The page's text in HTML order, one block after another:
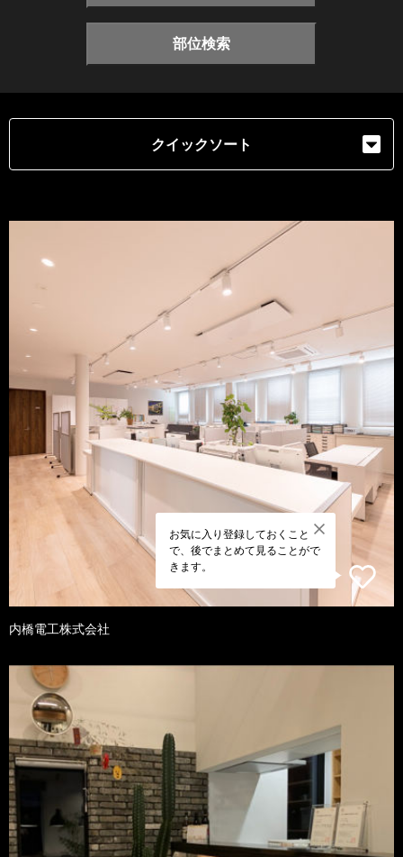
部位検索
クイックソート
お気に入り登録しておくこと
で、後でまとめて見ることがで
きます。
内橋電工株式会社